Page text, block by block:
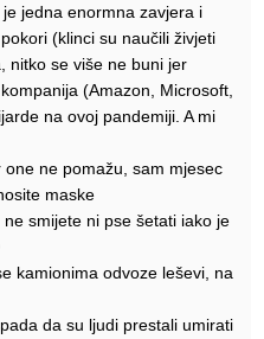
jedna enormna zavjera i
(klinci su naučili živjeti
nitko se više ne buni jer
(Amazon, Microsoft,
na ovoj pandemiji. A mi
ne pomažu, sam mjesec
maske
smijete ni pse šetati iako je
kamionima odvoze leševi, na
da su ljudi prestali umirati